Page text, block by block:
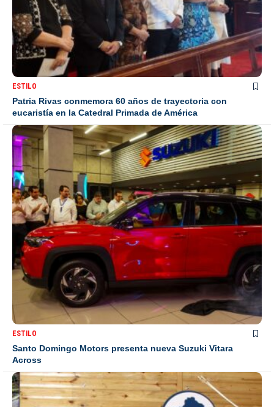
ESTILO
Patria Rivas conmemora 60 años de trayectoria con
eucaristía en la Catedral Primada de América
ESTILO
Santo Domingo Motors presenta nueva Suzuki Vitara
Across